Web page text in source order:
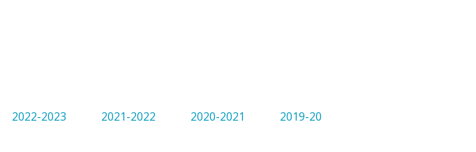
2022-2023 2021-2022 2020-2021
2019-20